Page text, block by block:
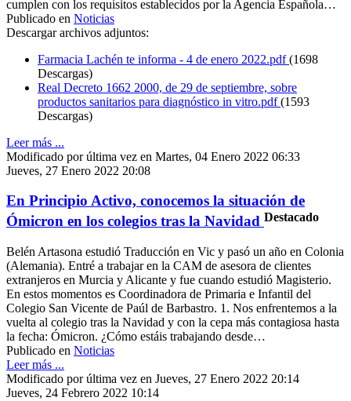
cumplen con los requisitos establecidos por la Agencia Española…
Publicado en Noticias
Descargar archivos adjuntos:
Farmacia Lachén te informa - 4 de enero 2022.pdf(1698
Descargas)
Real Decreto 1662 2000, de 29 de septiembre, sobre
productos sanitarios para diagnóstico in vitro.pdf(1593
Descargas)
Leer más ...
Modificado por última vez en Martes, 04 Enero 2022 06:33
Jueves, 27 Enero 2022 20:08
En Principio Activo, conocemos la situación de
Ómicron en los colegios tras la Navidad Destacado
Belén Artasona estudió Traducción en Vic y pasó un año en Colonia
(Alemania). Entré a trabajar en la CAM de asesora de clientes
extranjeros en Murcia y Alicante y fue cuando estudió Magisterio.
En estos momentos es Coordinadora de Primaria e Infantil del
Colegio San Vicente de Paúl de Barbastro. 1. Nos enfrentemos a la
vuelta al colegio tras la Navidad y con la cepa más contagiosa hasta
la fecha: Ómicron. ¿Cómo estáis trabajando desde…
Publicado en Noticias
Leer más ...
Modificado por última vez en Jueves, 27 Enero 2022 20:14
Jueves, 24 Febrero 2022 10:14